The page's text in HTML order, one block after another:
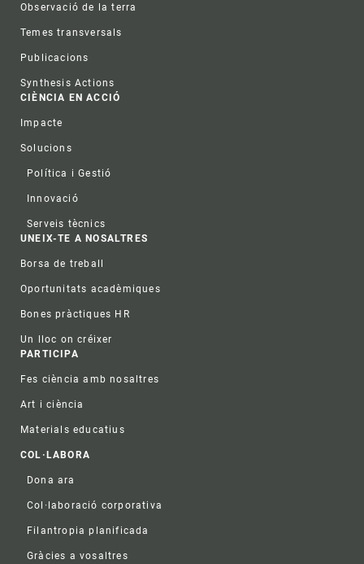
Observació de la terra
Temes transversals
Publicacions
Synthesis Actions
CIÈNCIA EN ACCIÓ
Impacte
Solucions
Política i Gestió
Innovació
Serveis tècnics
UNEIX-TE A NOSALTRES
Borsa de treball
Oportunitats acadèmiques
Bones pràctiques HR
Un lloc on créixer
PARTICIPA
Fes ciència amb nosaltres
Art i ciència
Materials educatius
COL·LABORA
Dona ara
Col·laboració corporativa
Filantropia planificada
Gràcies a vosaltres